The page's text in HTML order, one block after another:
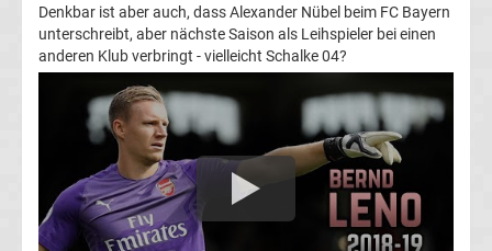
vom
Transfermarkt
Trainerentlassungen
Bundesliga
Porträts
Denkbar ist aber auch, dass Alexander Nübel beim FC Bayern
unterschreibt, aber nächste Saison als Leihspieler bei einen
anderen Klub verbringt - vielleicht Schalke 04?